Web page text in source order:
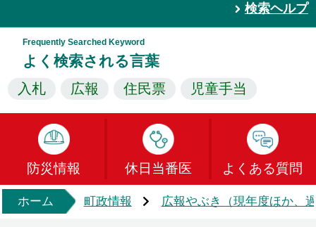
検索ヘルプ
Frequently Searched Keyword
よく検索される言葉
入札 広報 住民票 児童手当
防災情報 休日当番医 よくある質問
ホーム 町政情報 広報やぶき（現年度ほか、